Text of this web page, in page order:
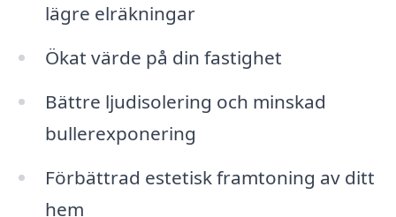
lägre elräkningar
Ökat värde på din fastighet
Bättre ljudisolering och minskad
bullerexponering
Förbättrad estetisk framtoning av ditt
hem